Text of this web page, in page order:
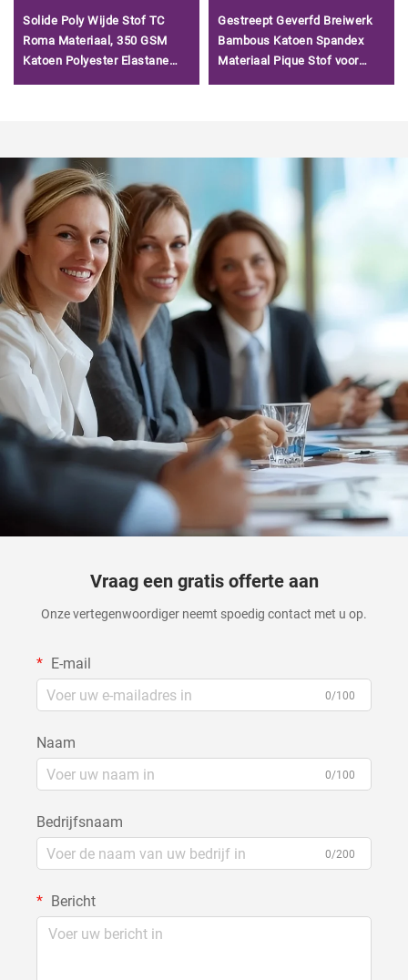
Solide Poly Wijde Stof TC
Roma Materiaal, 350 GSM
Katoen Polyester Elastane
Gestreept Geverfd Breiwerk
Bambous Katoen Spandex
Materiaal Pique Stof voor
Vraag een gratis offerte aan
Onze vertegenwoordiger neemt spoedig contact met u op.
E-mail
0/100
Naam
0/100
Bedrijfsnaam
0/200
Bericht